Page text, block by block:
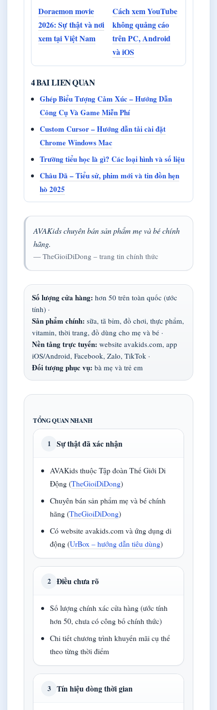
Doraemon movie
2026: Sự thật và nơi
xem tại Việt Nam
Cách xem YouTube
không quảng cáo
trên PC, Android
và iOS
4 BAI LIEN QUAN
Ghép Biểu Tượng Cảm Xúc – Hướng Dẫn
Công Cụ Và Game Miễn Phí
Custom Cursor – Hướng dẫn tải cài đặt
Chrome Windows Mac
Trường tiểu học là gì? Các loại hình và số liệu
Châu Dã – Tiểu sử, phim mới và tin đồn hẹn
hò 2025
AVAKids chuyên bán sản phẩm mẹ và bé chính
hãng.
— TheGioiDiDong – trang tin chính thức
Số lượng cửa hàng: hơn 50 trên toàn quốc (ước
tính) ·
Sản phẩm chính: sữa, tã bỉm, đồ chơi, thực phẩm,
vitamin, thời trang, đồ dùng cho mẹ và bé ·
Nền tảng trực tuyến: website avakids.com, app
iOS/Android, Facebook, Zalo, TikTok ·
Đối tượng phục vụ: bà mẹ và trẻ em
TỔNG QUAN NHANH
1 Sự thật đã xác nhận
AVAKids thuộc Tập đoàn Thế Giới Di
Động (TheGioiDiDong)
Chuyên bán sản phẩm mẹ và bé chính
hãng (TheGioiDiDong)
Có website avakids.com và ứng dụng di
động (UrBox – hướng dẫn tiêu dùng)
2 Điều chưa rõ
Số lượng chính xác cửa hàng (ước tính
hơn 50, chưa có công bố chính thức)
Chi tiết chương trình khuyến mãi cụ thể
theo từng thời điểm
3 Tín hiệu dòng thời gian